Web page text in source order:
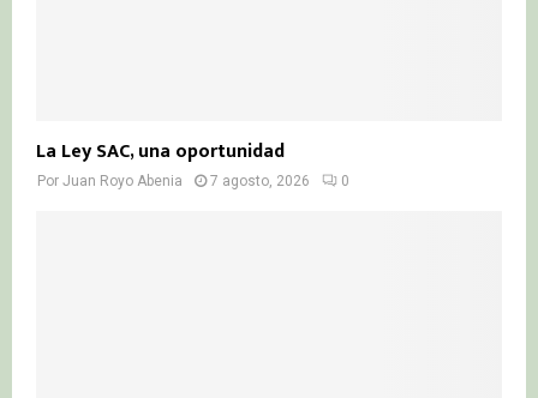
La Ley SAC, una oportunidad
Por Juan Royo Abenia 7 agosto, 2026 0